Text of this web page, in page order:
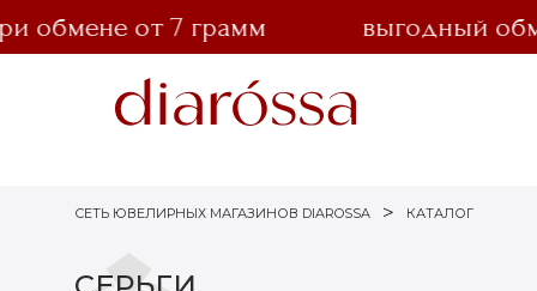
от 7 грамм выгодный обмен
СЕТЬ ЮВЕЛИРНЫХ МАГАЗИНОВ DIAROSSA КАТАЛОГ